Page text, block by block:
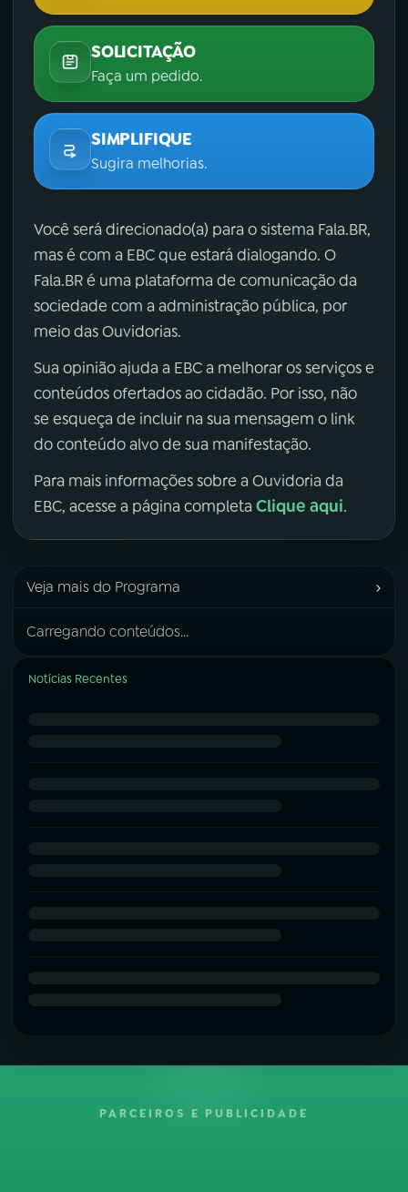
SOLICITAÇÃO
Faça um pedido.
SIMPLIFIQUE
Sugira melhorias.
Você será direcionado(a) para o sistema Fala.BR,
mas é com a EBC que estará dialogando. O
Fala.BR é uma plataforma de comunicação da
sociedade com a administração pública, por
meio das Ouvidorias.
Sua opinião ajuda a EBC a melhorar os serviços e
conteúdos ofertados ao cidadão. Por isso, não
se esqueça de incluir na sua mensagem o link
do conteúdo alvo de sua manifestação.
Para mais informações sobre a Ouvidoria da
EBC, acesse a página completa Clique aqui.
Veja mais do Programa ›
Carregando conteúdos...
Notícias Recentes
PARCEIROS E PUBLICIDADE